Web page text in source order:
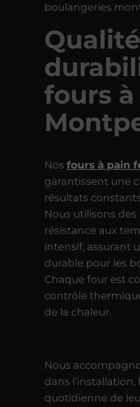
boulangeries
fours
Nosfours à pain
garantissent une
résultats
Nous utilisons
résistance aux
intensif, assurant
durable pour les
Chaque four est
contrôle
de la chaleur.
Nous
dans l’installation,
quotidienne de